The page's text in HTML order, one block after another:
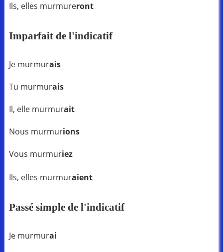
Ils, elles murmureront
Imparfait de l'indicatif
Je murmurais
Tu murmurais
Il, elle murmurait
Nous murmurions
Vous murmuriez
Ils, elles murmuraient
Passé simple de l'indicatif
Je murmurai